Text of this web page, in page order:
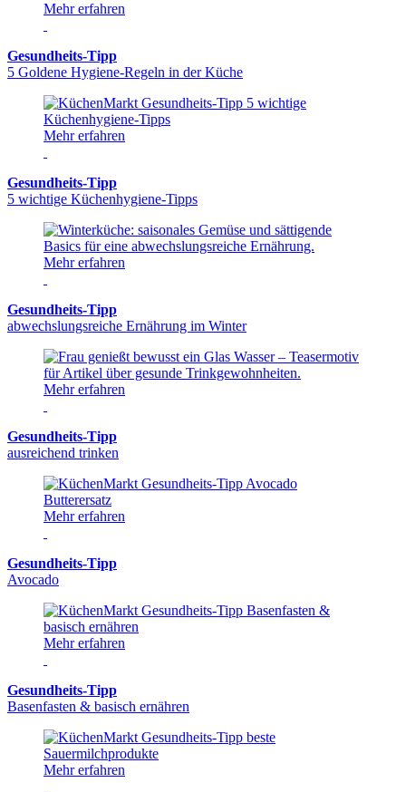
Mehr erfahren
Gesundheits-Tipp
5 Goldene Hygiene-Regeln in der Küche
Mehr erfahren
Gesundheits-Tipp
5 wichtige Küchenhygiene-Tipps
Mehr erfahren
Gesundheits-Tipp
abwechslungsreiche Ernährung im Winter
Mehr erfahren
Gesundheits-Tipp
ausreichend trinken
Mehr erfahren
Gesundheits-Tipp
Avocado
Mehr erfahren
Gesundheits-Tipp
Basenfasten & basisch ernähren
Mehr erfahren